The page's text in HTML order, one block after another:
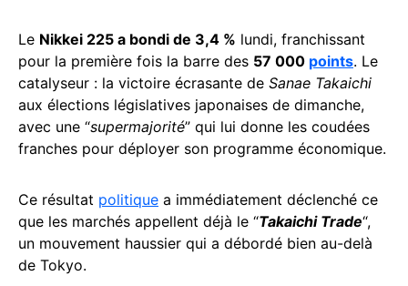
Le Nikkei 225 a bondi de 3,4 % lundi, franchissant
pour la première fois la barre des 57 000 points. Le
catalyseur : la victoire écrasante de Sanae Takaichi
aux élections législatives japonaises de dimanche,
avec une “supermajorité” qui lui donne les coudées
franches pour déployer son programme économique.
Ce résultat politique a immédiatement déclenché ce
que les marchés appellent déjà le “Takaichi Trade“,
un mouvement haussier qui a débordé bien au-delà
de Tokyo.